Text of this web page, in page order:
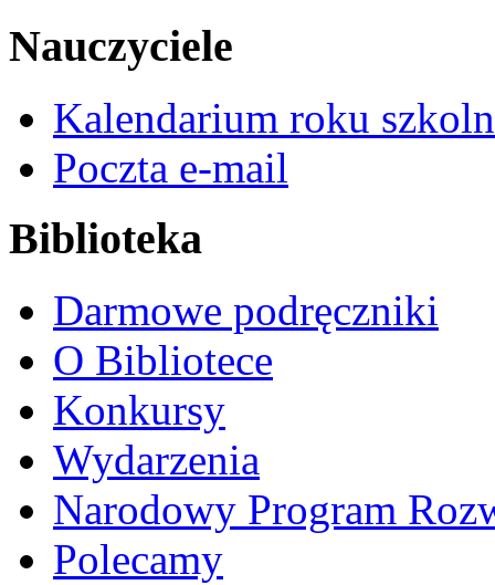
Nauczyciele
Kalendarium roku
Poczta e-mail
Biblioteka
Darmowe podręczniki
O Bibliotece
Konkursy
Wydarzenia
Narodowy Program
Polecamy